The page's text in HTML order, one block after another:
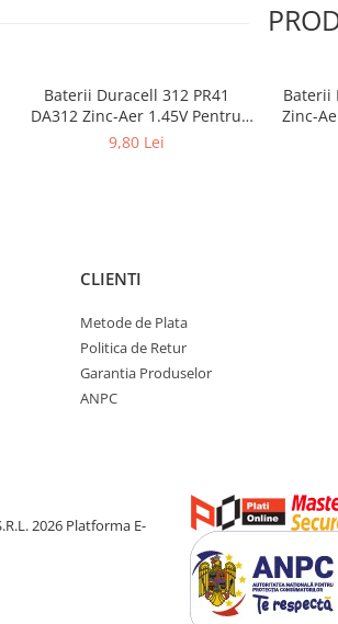
Baterii Duracell 312 PR41
DA312 Zinc-Aer 1.45V Pentru
Aparate Auditive Set 6 Baterii
9,80 Lei
Baterii
Zinc-
CLIENTI
Metode de Plata
Politica de Retur
Garantia Produselor
ANPC
2026 Platforma E-